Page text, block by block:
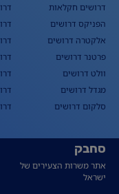
דרושים חקלאות
הפניקס דרושים
אלקטרה דרושים
פרטנר דרושים
וולט דרושים
מגדל דרושים
סלקום דרושים
סחבק
אתר משרות הצעירים של
ישראל